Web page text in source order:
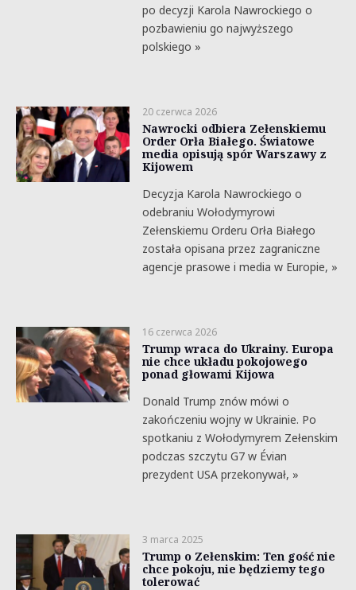
po decyzji Karola Nawrockiego o
pozbawieniu go najwyższego
polskiego »
20 czerwca 2026
Nawrocki odbiera Zełenskiemu
Order Orła Białego. Światowe
media opisują spór Warszawy z
Kijowem
Decyzja Karola Nawrockiego o
odebraniu Wołodymyrowi
Zełenskiemu Orderu Orła Białego
została opisana przez zagraniczne
agencje prasowe i media w Europie, »
16 czerwca 2026
Trump wraca do Ukrainy. Europa
nie chce układu pokojowego
ponad głowami Kijowa
Donald Trump znów mówi o
zakończeniu wojny w Ukrainie. Po
spotkaniu z Wołodymyrem Zełenskim
podczas szczytu G7 w Évian
prezydent USA przekonywał, »
3 marca 2025
Trump o Zełenskim: Ten gość nie
chce pokoju, nie będziemy tego
tolerować